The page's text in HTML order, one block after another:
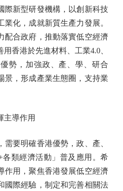
際新型研發機構，以創新科技
化，成就新質生產力發展。
配合政府，推動落實低空經濟
香港於先進材料、工業4.0、
勢，加強政、產、學、研合
景，形成產業生態圈，支持業
導作用
要明確香港優勢，政、產、
類經濟活動」普及應用。希
作用，聚焦香港發展低空經濟
國際經驗，制定和完善相關法